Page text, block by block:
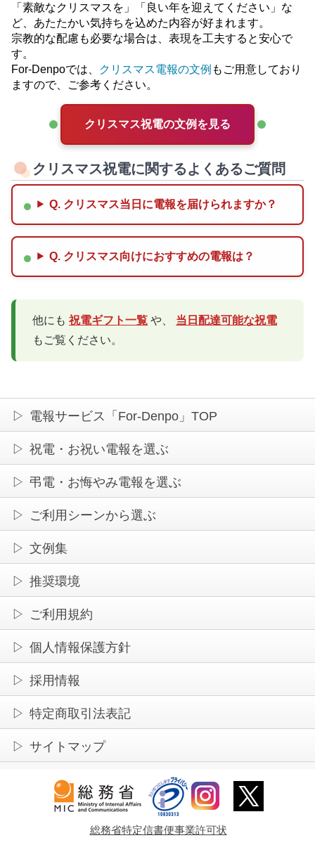
「素敵なクリスマスを」「良い年を迎えてください」な
ど、あたたかい気持ちを込めた内容が好まれます。
宗教的な配慮も必要な場合は、表現を工夫すると安心で
す。
For-Denpoでは、
クリスマス電報の文例 もご用意しており
ますので、ご参考ください。
クリスマス祝電の文例を見る
クリスマス祝電に関するよくあるご質問
Q. クリスマス当日に電報を届けられますか？
Q. クリスマス向けにおすすめの電報は？
他にも 祝電ギフト一覧 や、 当日配達可能な祝電
もご覧ください。
電報サービス「For-Denpo」TOP
祝電・お祝い電報を選ぶ
弔電・お悔やみ電報を選ぶ
ご利用シーンから選ぶ
文例集
推奨環境
ご利用規約
個人情報保護方針
採用情報
特定商取引法表記
サイトマップ
総務省特定信書便事業許可状